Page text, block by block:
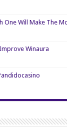
One Will Make The
Winaura